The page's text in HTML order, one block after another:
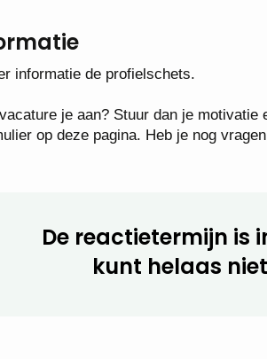
informatie de profielschets.
je aan? Stuur dan je
op deze pagina. Heb je nog
De reactietermijn is
kunt helaas